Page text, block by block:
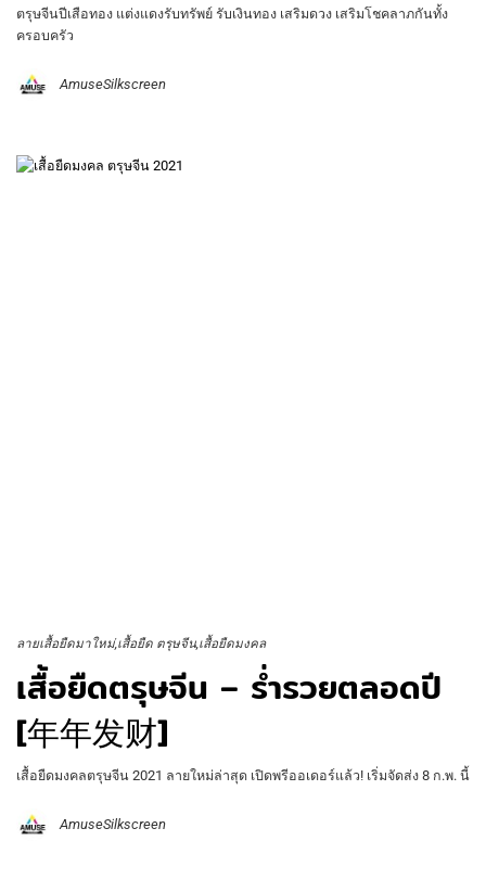
ตรุษจีนปีเสือทอง แต่งแดงรับทรัพย์ รับเงินทอง เสริมดวง เสริมโชคลาภกันทั้ง
ครอบครัว
AmuseSilkscreen
ลายเสื้อยืดมาใหม่ เสื้อยืด ตรุษจีน เสื้อยืดมงคล
เสื้อยืดตรุษจีน – ร่ำรวยตลอดปี
[年年发财]
เสื้อยืดมงคลตรุษจีน 2021 ลายใหม่ล่าสุด เปิดพรีออเดอร์แล้ว! เริ่มจัดส่ง 8 ก.พ. นี้
AmuseSilkscreen